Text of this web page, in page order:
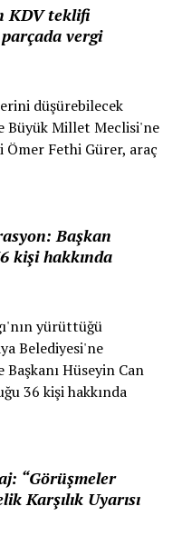
KDV teklifi
vergi
düşürebilecek
Büyük Millet Meclisi'ne
Fethi Gürer, araç
Başkan
kişi hakkında
yürüttüğü
Belediyesi'ne
Hüseyin Can
36 kişi hakkında
“Görüşmeler
Karşılık Uyarısı